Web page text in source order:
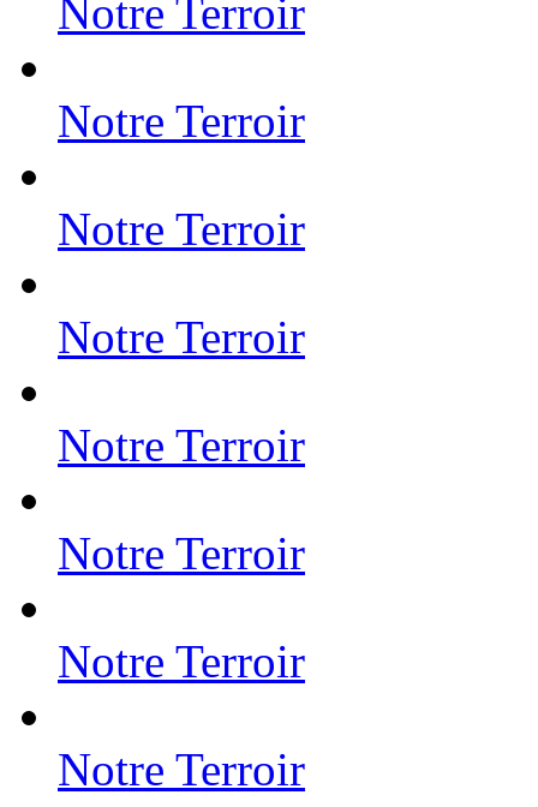
Notre Terroir
Notre Terroir
Notre Terroir
Notre Terroir
Notre Terroir
Notre Terroir
Notre Terroir
Notre Terroir